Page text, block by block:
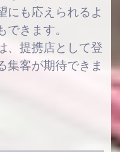
にも応えられるよ
きます。
、提携店として登
集客が期待できま